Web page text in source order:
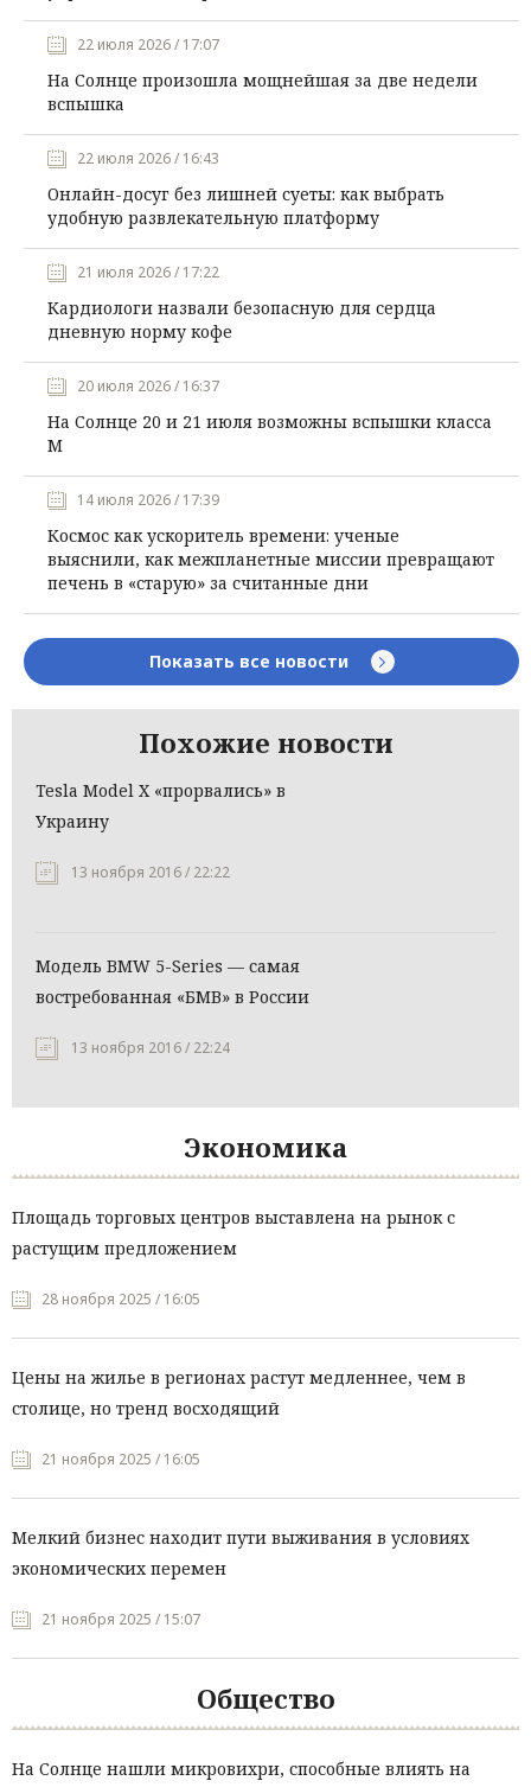
22 июля 2026 / 17:07
На Солнце произошла мощнейшая за две недели
вспышка
22 июля 2026 / 16:43
Онлайн-досуг без лишней суеты: как выбрать
удобную развлекательную платформу
21 июля 2026 / 17:22
Кардиологи назвали безопасную для сердца
дневную норму кофе
20 июля 2026 / 16:37
На Солнце 20 и 21 июля возможны вспышки класса
М
14 июля 2026 / 17:39
Космос как ускоритель времени: ученые
выяснили, как межпланетные миссии превращают
печень в «старую» за считанные дни
Показать все новости
Похожие новости
Tesla Model X «прорвались» в
Украину
13 ноября 2016 / 22:22
Модель BMW 5-Series — самая
востребованная «БМВ» в России
13 ноября 2016 / 22:24
Экономика
Площадь торговых центров выставлена на рынок с
растущим предложением
28 ноября 2025 / 16:05
Цены на жилье в регионах растут медленнее, чем в
столице, но тренд восходящий
21 ноября 2025 / 16:05
Мелкий бизнес находит пути выживания в условиях
экономических перемен
21 ноября 2025 / 15:07
Общество
На Солнце нашли микровихри, способные влиять на